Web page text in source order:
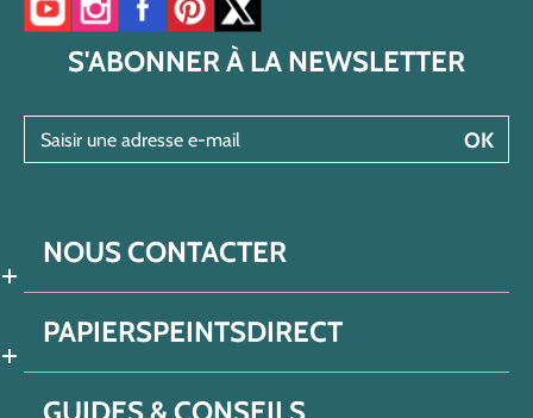
Accéder à notre chaîne YouTube
Accéder à notre compte Instagram
Accéder à notre page Facebook
Accéder à notre compte Pinterest
Accéder à notre compte Twitter/X
S'ABONNER À LA NEWSLETTER
OK
NOUS CONTACTER
PAPIERSPEINTSDIRECT